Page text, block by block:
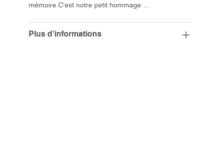
mémoire.C'est notre petit hommage ...
Plus d'informations